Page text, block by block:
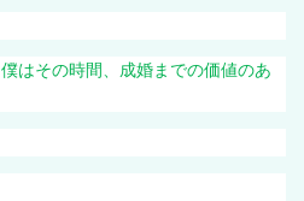
はその時間、成婚までの価値のあ